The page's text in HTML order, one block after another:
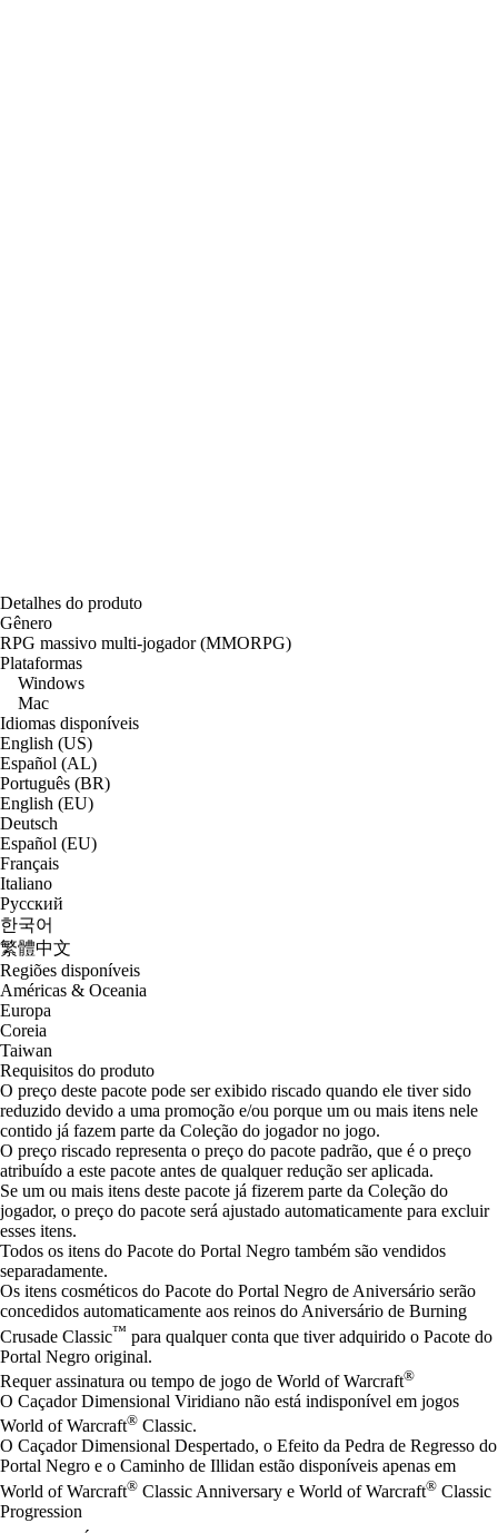
Detalhes do produto
Gênero
RPG massivo multi-jogador (MMORPG)
Plataformas
Windows
Mac
Idiomas disponíveis
English (US)
Español (AL)
Português (BR)
English (EU)
Deutsch
Español (EU)
Français
Italiano
Русский
한국어
繁體中文
Regiões disponíveis
Américas & Oceania
Europa
Coreia
Taiwan
Requisitos do produto
O preço deste pacote pode ser exibido riscado quando ele tiver sido
reduzido devido a uma promoção e/ou porque um ou mais itens nele
contido já fazem parte da Coleção do jogador no jogo.
O preço riscado representa o preço do pacote padrão, que é o preço
atribuído a este pacote antes de qualquer redução ser aplicada.
Se um ou mais itens deste pacote já fizerem parte da Coleção do
jogador, o preço do pacote será ajustado automaticamente para excluir
esses itens.
Todos os itens do Pacote do Portal Negro também são vendidos
separadamente.
Os itens cosméticos do Pacote do Portal Negro de Aniversário serão
concedidos automaticamente aos reinos do Aniversário de Burning
Crusade Classic™ para qualquer conta que tiver adquirido o Pacote do
Portal Negro original.
Requer assinatura ou tempo de jogo de World of Warcraft®
O Caçador Dimensional Viridiano não está indisponível em jogos
World of Warcraft® Classic.
O Caçador Dimensional Despertado, o Efeito da Pedra de Regresso do
Portal Negro e o Caminho de Illidan estão disponíveis apenas em
World of Warcraft® Classic Anniversary e World of Warcraft® Classic
Progression